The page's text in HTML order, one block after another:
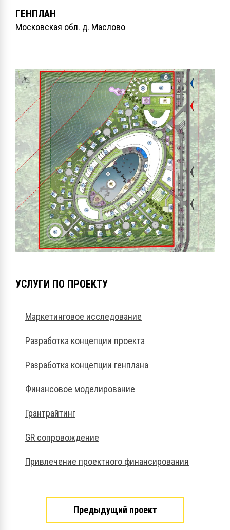
ГЕНПЛАН
Московская обл. д. Маслово
УСЛУГИ ПО ПРОЕКТУ
Маркетинговое исследование
Разработка концепции проекта
Разработка концепции генплана
Финансовое моделирование
Грантрайтинг
GR сопровождение
Привлечение проектного финансирования
Предыдущий проект